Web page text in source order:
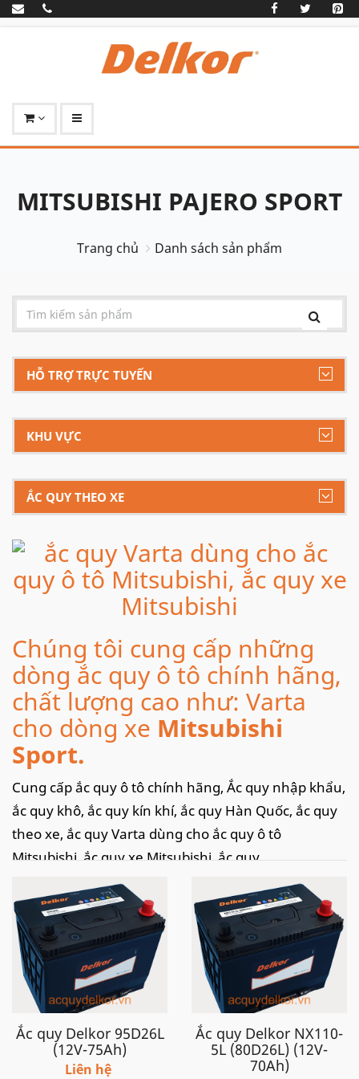
MITSUBISHI PAJERO SPORT
Trang chủ Danh sách sản phẩm
HỖ TRỢ TRỰC TUYẾN
KHU VỰC
ẮC QUY THEO XE
Chúng tôi cung cấp những
dòng ắc quy ô tô chính hãng,
chất lượng cao như: Varta
cho dòng xe Mitsubishi
Sport.
Cung cấp ắc quy ô tô chính hãng, Ắc quy nhập khẩu,
ắc quy khô, ắc quy kín khí, ắc quy Hàn Quốc, ắc quy
theo xe, ắc quy Varta dùng cho ắc quy ô tô
Mitsubishi, ắc quy xe Mitsubishi, ắc quy
Mitsubishi Pajero Sport
Mitsubishi
Pajero Sportnhập khẩu, acquyMitsubishi
Pajero Sport,Mitsubishi Pajero Sportdùng ắc quy
nào,Mitsubishi Pajero Sport Battery, Ắc quy thay
thế tốt cho Mitsubishi Pajero Sport.
Ngoài việc cung cấp bình cho các doanh nghiệp,
phân phối ắc quy cho các cửa hàng. Chúng tôi còn
cung cấpdịch vụ thay ắc quy ô tô tại nhà, câu ắc
Ắc quy Delkor 95D26L
(12V-75Ah)
Liên hệ
Ắc quy Delkor NX110-
5L (80D26L) (12V-
70Ah)